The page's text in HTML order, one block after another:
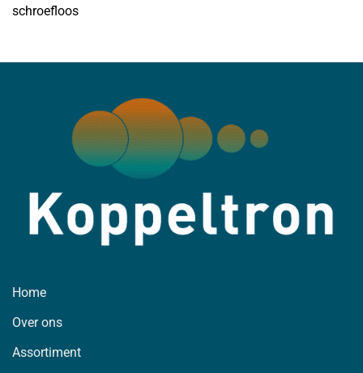
schroefloos
Home
Over ons
Assortiment